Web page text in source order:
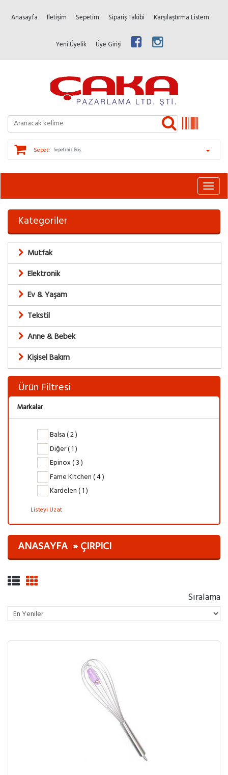
Anasayfa İletişim Sepetim Sipariş Takibi Karşılaştırma Listem
Yeni Üyelik Üye Girişi
Sepet: Sepetiniz Boş.
Kategoriler
Mutfak
Elektronik
Ev & Yaşam
Tekstil
Anne & Bebek
Kişisel Bakım
Ürün Filtresi
Markalar
Balsa ( 2 )
Diğer ( 1 )
Epinox ( 3 )
Fame Kitchen ( 4 )
Kardelen ( 1 )
Listeyi Uzat
ANASAYFA ÇIRPICI
Sıralama